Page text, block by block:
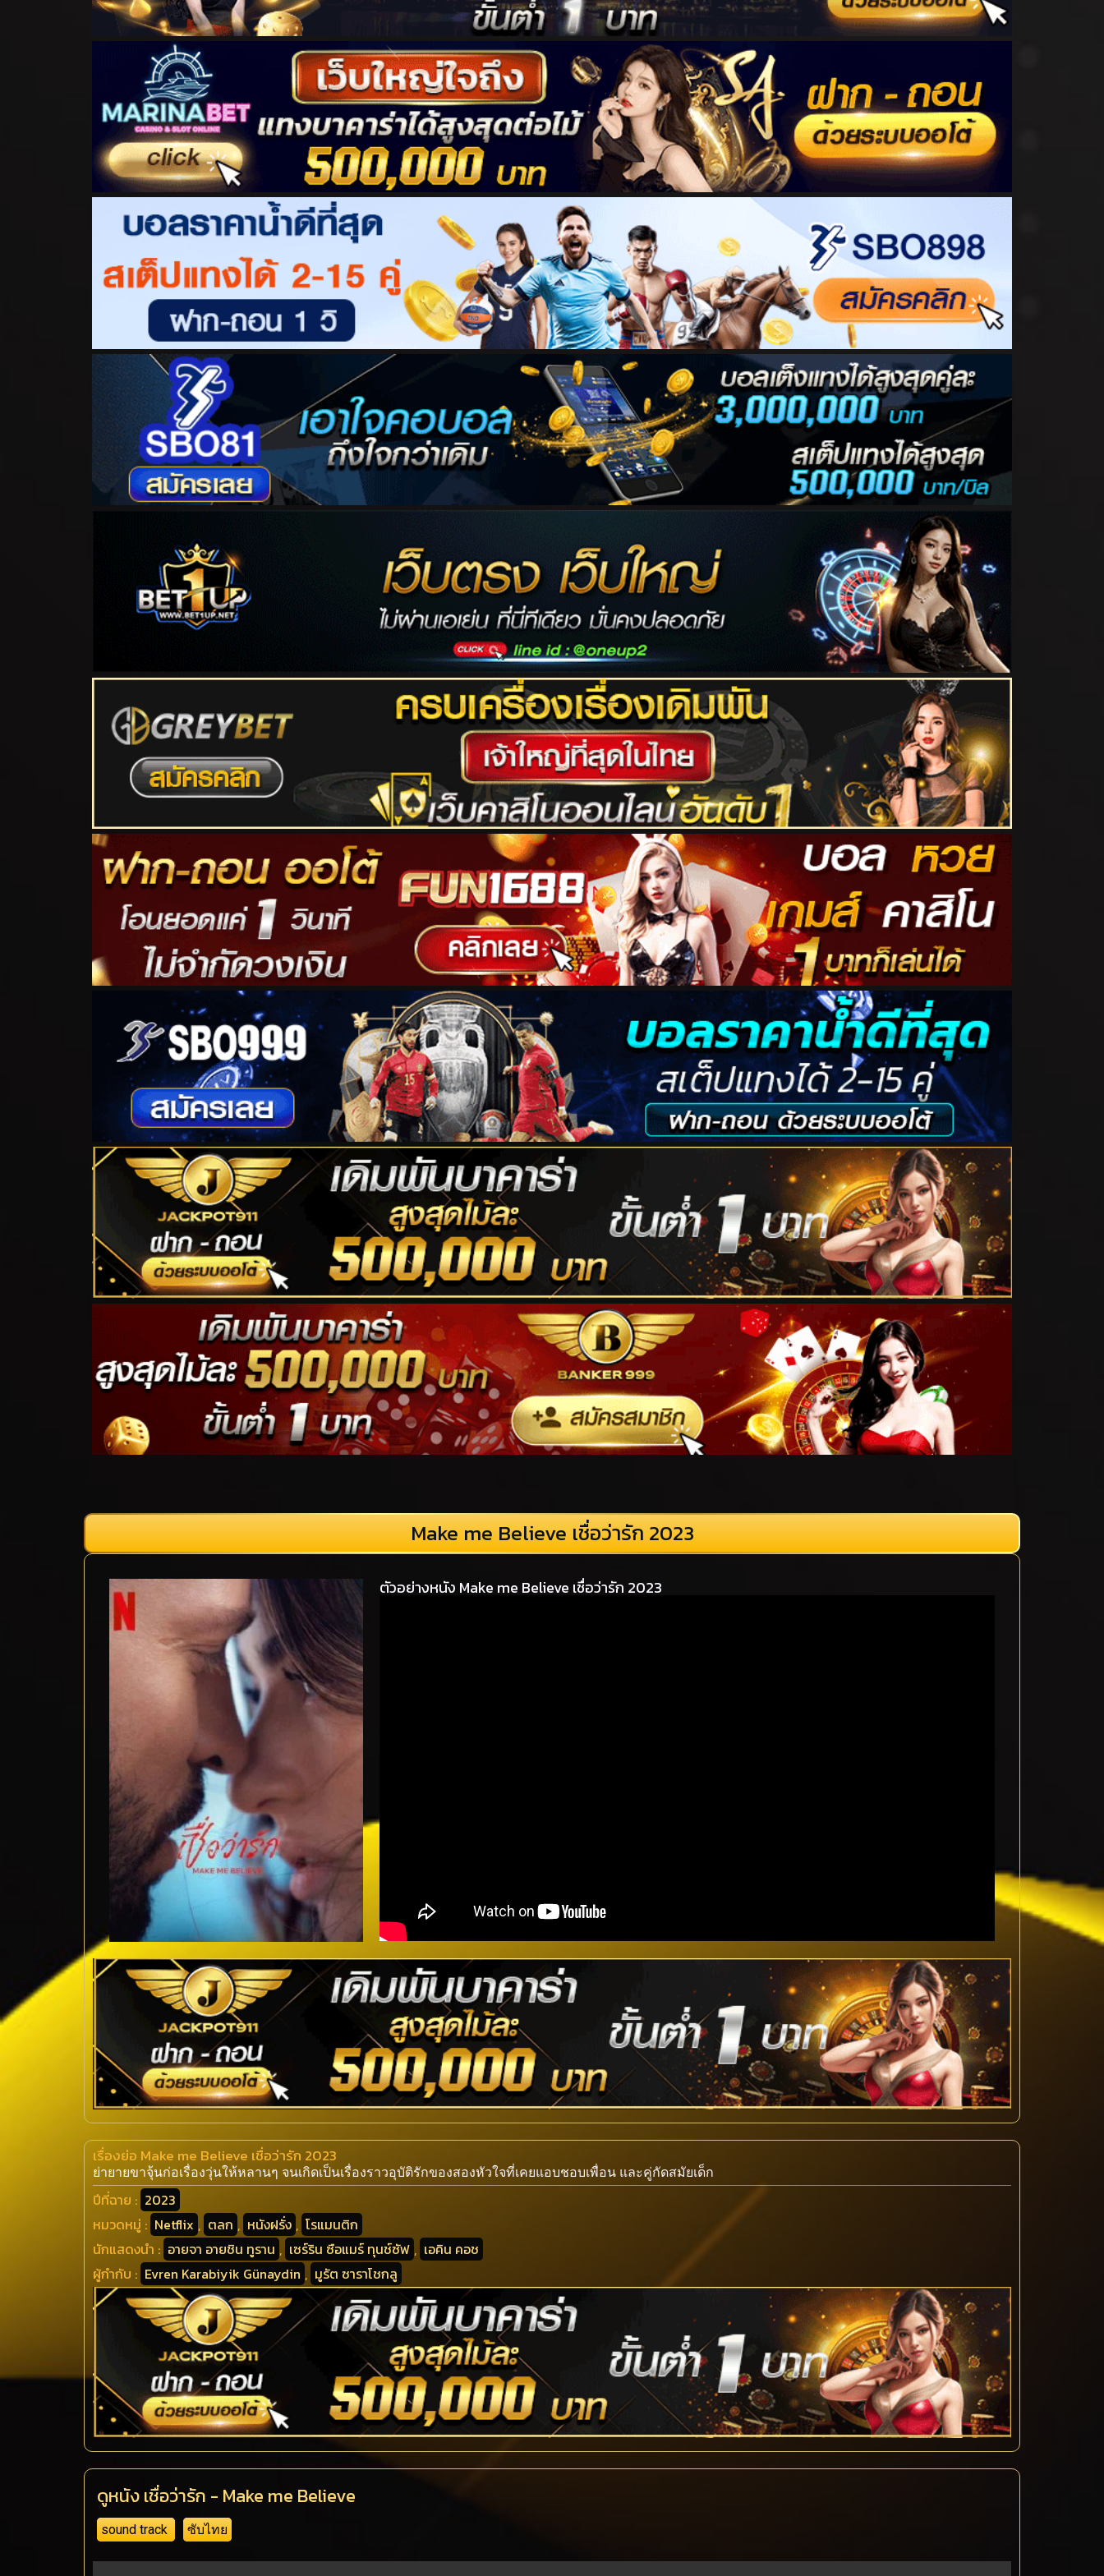
Make me Believe เชื่อว่ารัก 2023
ตัวอย่างหนัง Make me Believe เชื่อว่ารัก 2023
เรื่องย่อ Make me Believe เชื่อว่ารัก 2023
ย่ายายขาจุ้นก่อเรื่องวุ่นให้หลานๆ จนเกิดเป็นเรื่องราวอุบัติรักของสองหัวใจที่เคยแอบชอบเพื่อน และคู่กัดสมัยเด็ก
ปีที่ฉาย : 2023
หมวดหมู่ : Netflix , ตลก , หนังฝรั่ง , โรแมนติก
นักแสดงนำ : อายจา อายชิน ทูราน , เซร์ริน ซือแมร์ ทุนช์ซัฟ , เอคิน คอช
ผู้กำกับ : Evren Karabiyik Günaydin , มูรัต ซาราโชกลู
ดูหนัง เชื่อว่ารัก - Make me Believe
sound track ซับไทย